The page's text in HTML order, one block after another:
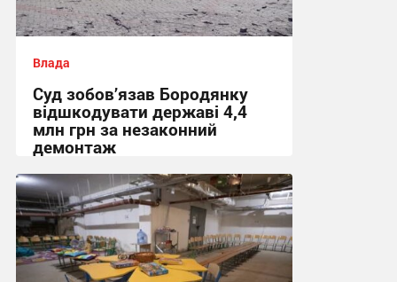
Влада
Суд зобов’язав Бородянку
відшкодувати державі 4,4
млн грн за незаконний
демонтаж
16:41, 7.08.2026